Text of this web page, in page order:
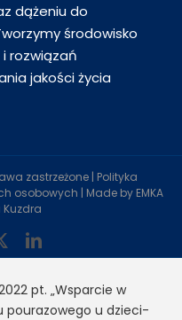
dążeniu do
środowisko
rozwiązań
jakości życia
zastrzeżone | Polityka
osobowych | Made by EMKA
Kuzdra
LinkedIn
pt. „Wsparcie w
pourazowego u dzieci-